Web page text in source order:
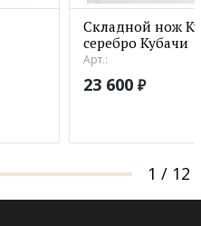
Складной нож
серебро Кубачи
Арт.:
23 600 ₽
1 / 12